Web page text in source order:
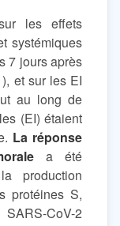
les effets
systémiques
7 jours après
et sur les EI
au long de
(EI) étaient
La réponse
a été
production
protéines S,
CoV-2